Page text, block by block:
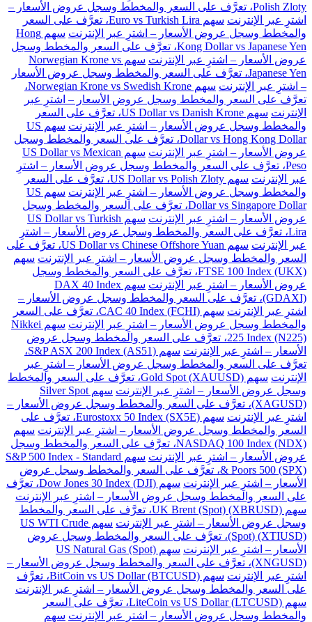
Polish Zloty، تعرَّف على السعر والمخطط وسجل عروض الأسعار –
اشترِ عبر الإنترنت
سهم Euro vs Turkish Lira، تعرَّف على السعر
والمخطط وسجل عروض الأسعار – اشترِ عبر الإنترنت
سهم Hong
Kong Dollar vs Japanese Yen، تعرَّف على السعر والمخطط وسجل
عروض الأسعار – اشترِ عبر الإنترنت
سهم Norwegian Krone vs
Japanese Yen، تعرَّف على السعر والمخطط وسجل عروض الأسعار
– اشترِ عبر الإنترنت
سهم Norwegian Krone vs Swedish Krone،
تعرَّف على السعر والمخطط وسجل عروض الأسعار – اشترِ عبر
الإنترنت
سهم US Dollar vs Danish Krone، تعرَّف على السعر
والمخطط وسجل عروض الأسعار – اشترِ عبر الإنترنت
سهم US
Dollar vs Hong Kong Dollar، تعرَّف على السعر والمخطط وسجل
عروض الأسعار – اشترِ عبر الإنترنت
سهم US Dollar vs Mexican
Peso، تعرَّف على السعر والمخطط وسجل عروض الأسعار – اشترِ
عبر الإنترنت
سهم US Dollar vs Polish Zloty، تعرَّف على السعر
والمخطط وسجل عروض الأسعار – اشترِ عبر الإنترنت
سهم US
Dollar vs Singapore Dollar، تعرَّف على السعر والمخطط وسجل
عروض الأسعار – اشترِ عبر الإنترنت
سهم US Dollar vs Turkish
Lira، تعرَّف على السعر والمخطط وسجل عروض الأسعار – اشترِ
عبر الإنترنت
سهم US Dollar vs Chinese Offshore Yuan، تعرَّف على
السعر والمخطط وسجل عروض الأسعار – اشترِ عبر الإنترنت سهم
FTSE 100 Index (UKX)، تعرَّف على السعر والمخطط وسجل
عروض الأسعار – اشترِ عبر الإنترنت
سهم DAX 40 Index
(GDAXI)، تعرَّف على السعر والمخطط وسجل عروض الأسعار –
اشترِ عبر الإنترنت
سهم CAC 40 Index (FCHI)، تعرَّف على السعر
والمخطط وسجل عروض الأسعار – اشترِ عبر الإنترنت
سهم Nikkei
225 Index (N225)، تعرَّف على السعر والمخطط وسجل عروض
الأسعار – اشترِ عبر الإنترنت
سهم S&P ASX 200 Index (AS51)،
تعرَّف على السعر والمخطط وسجل عروض الأسعار – اشترِ عبر
الإنترنت
سهم Gold Spot (XAUUSD)، تعرَّف على السعر والمخطط
وسجل عروض الأسعار – اشترِ عبر الإنترنت
سهم Silver Spot
(XAGUSD)، تعرَّف على السعر والمخطط وسجل عروض الأسعار –
اشترِ عبر الإنترنت
سهم Eurostoxx 50 Index (SX5E)، تعرَّف على
السعر والمخطط وسجل عروض الأسعار – اشترِ عبر الإنترنت سهم
NASDAQ 100 Index (NDX)، تعرَّف على السعر والمخطط وسجل
عروض الأسعار – اشترِ عبر الإنترنت
سهم S&P 500 Index - Standard
& Poors 500 (SPX)، تعرَّف على السعر والمخطط وسجل عروض
الأسعار – اشترِ عبر الإنترنت
سهم Dow Jones 30 Index (DJI)، تعرَّف
على السعر والمخطط وسجل عروض الأسعار – اشترِ عبر الإنترنت
سهم UK Brent (Spot) (XBRUSD)، تعرَّف على السعر والمخطط
وسجل عروض الأسعار – اشترِ عبر الإنترنت
سهم US WTI Crude
(Spot) (XTIUSD)، تعرَّف على السعر والمخطط وسجل عروض
الأسعار – اشترِ عبر الإنترنت
سهم US Natural Gas (Spot)
(XNGUSD)، تعرَّف على السعر والمخطط وسجل عروض الأسعار –
اشترِ عبر الإنترنت
سهم BitCoin vs US Dollar (BTCUSD)، تعرَّف
على السعر والمخطط وسجل عروض الأسعار – اشترِ عبر الإنترنت
سهم LiteCoin vs US Dollar (LTCUSD)، تعرَّف على السعر
والمخطط وسجل عروض الأسعار – اشترِ عبر الإنترنت سهم